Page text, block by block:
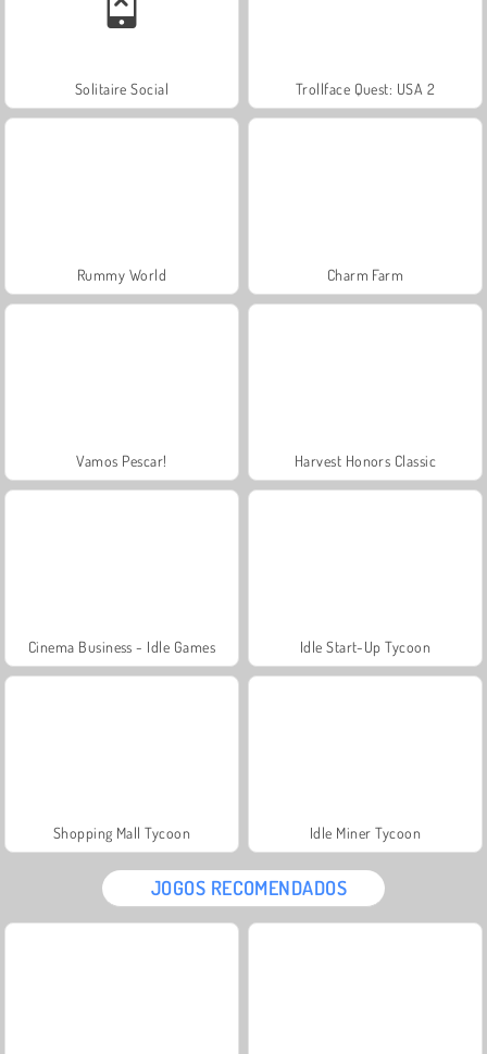
Solitaire Social Trollface Quest: USA 2
Rummy World Charm Farm
Vamos Pescar! Harvest Honors Classic
Cinema Business - Idle Games Idle Start-Up Tycoon
Shopping Mall Tycoon Idle Miner Tycoon
JOGOS RECOMENDADOS